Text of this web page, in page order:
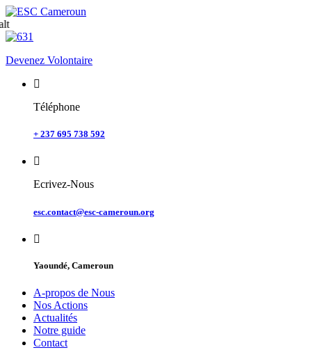
Skip
to
content
Devenez Volontaire
Téléphone
+ 237 695 738 592
Ecrivez-Nous
esc.contact@esc-cameroun.org
Yaoundé, Cameroun
A-propos de Nous
Nos Actions
Actualités
Notre guide
Contact